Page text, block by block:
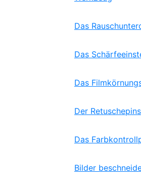
Das
Das
Das
Der
Das
Bilder